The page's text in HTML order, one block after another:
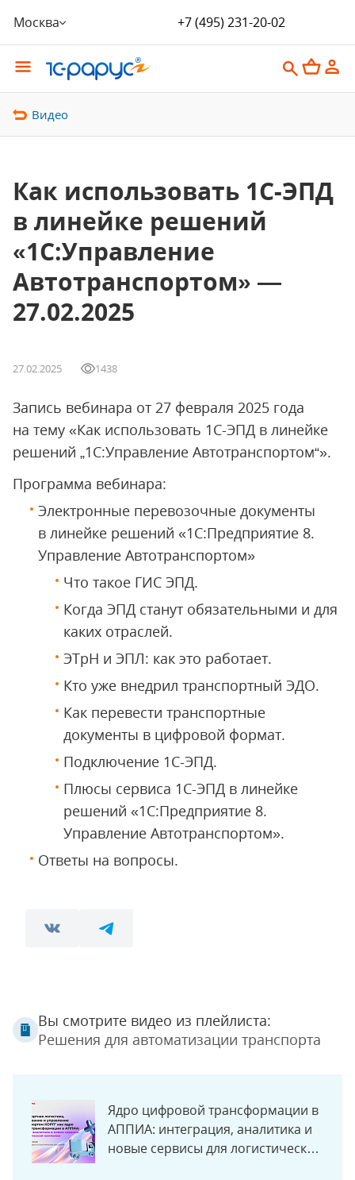
Москва +7 (495) 231-20-02
Видео
Как использовать 1С-ЭПД
в линейке решений
«1С:Управление
Автотранспортом» —
27.02.2025
27.02.2025 1438
Запись вебинара от 27 февраля 2025 года
на тему «Как использовать 1С-ЭПД в линейке
решений „1С:Управление Автотранспортом“».
Программа вебинара:
Электронные перевозочные документы
в линейке решений «1С:Предприятие 8.
Управление Автотранспортом»
Что такое ГИС ЭПД.
Когда ЭПД станут обязательными и для
каких отраслей.
ЭТрН и ЭПЛ: как это работает.
Кто уже внедрил транспортный ЭДО.
Как перевести транспортные
документы в цифровой формат.
Подключение 1С-ЭПД.
Плюсы сервиса 1С-ЭПД в линейке
решений «1С:Предприятие 8.
Управление Автотранспортом».
Ответы на вопросы.
Вы смотрите видео из плейлиста:
Решения для автоматизации транспорта
Ядро цифровой трансформации в
АППИА: интеграция, аналитика и
новые сервисы для логистической